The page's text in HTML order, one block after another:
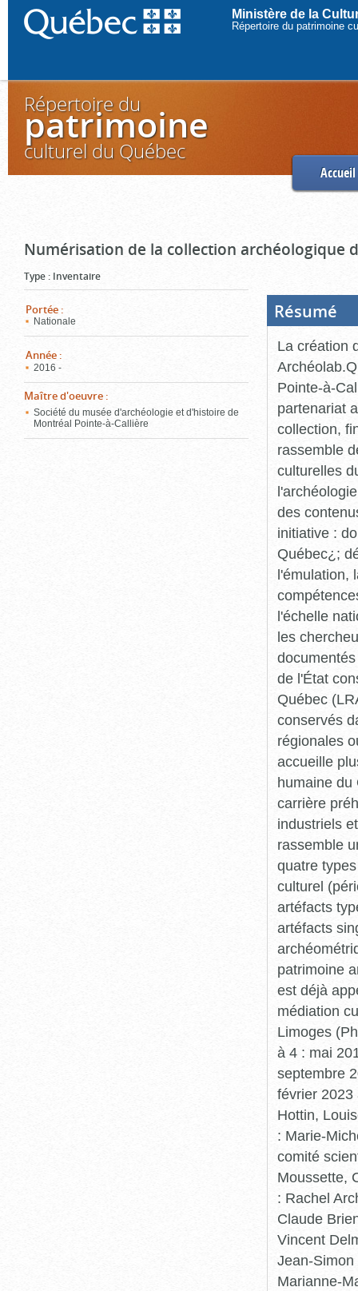
Ministère de la
Répertoire du patrimoine
Répertoire du
patrimoine
culturel du Québec
Accueil
Numérisation de la collection archéologique
Type : Inventaire
Portée :
Nationale
Année :
2016 -
Maître d'oeuvre :
Société du musée d'archéologie et d'histoire de
Montréal Pointe-à-Callière
Résumé
La création
Pointe-à-
partenariat
collection,
rassemble
culturelles
des
initiative :
Québec¿;
l'émulation,
l'échelle
les
de l'État
Québec
conservés
régionales
accueille
humaine du
carrière
industriels
rassemble
quatre
culturel
artéfacts
artéfacts
patrimoine
est déjà
médiation
Limoges
à 4 : mai
septembre
février 2023
Hottin,
: Marie-
comité
Moussette,
: Rachel
Claude
Vincent
Jean-
Marianne-